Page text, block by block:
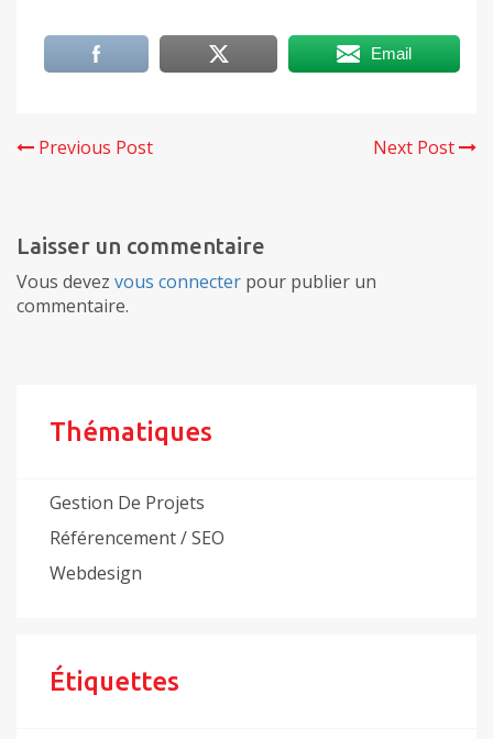
Email
Previous Post Next Post
Laisser un commentaire
Vous devez vous connecter pour publier un
commentaire.
Thématiques
Gestion De Projets
Référencement / SEO
Webdesign
Étiquettes